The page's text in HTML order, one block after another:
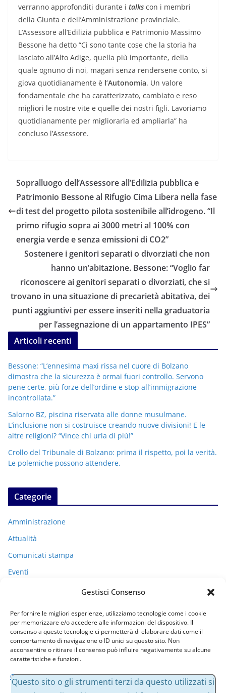
Gestisci Consenso
Per fornire le migliori esperienze, utilizziamo tecnologie come i cookie
per memorizzare e/o accedere alle informazioni del dispositivo. Il
consenso a queste tecnologie ci permetterà di elaborare dati come il
comportamento di navigazione o ID unici su questo sito. Non
acconsentire o ritirare il consenso può influire negativamente su alcune
caratteristiche e funzioni.
Gestisci servizi
verranno approfonditi durante i talks con i membri
della Giunta e dell’Amministrazione provinciale.
L’Assessore all’Edilizia pubblica e Patrimonio Massimo
Bessone ha detto “Ci sono tante cose che la storia ha
lasciato all’Alto Adige, quella più importante, della
quale ognuno di noi, magari senza rendersene conto, si
giova quotidianamente è l’Autonomia. Un valore
fondamentale che ha caratterizzato, cambiato e reso
migliori le nostre vite e quelle dei nostri figli. Lavoriamo
quotidianamente per migliorarla ed ampliarla” ha
concluso l’Assessore.
Sopralluogo dell’Assessore all’Edilizia pubblica e
Patrimonio Bessone al Rifugio Cima Libera nella fase
di test del progetto pilota sostenibile all’idrogeno. “Il
primo rifugio sopra ai 3000 metri al 100% con
energia verde e senza emissioni di CO2”
Sostenere i genitori separati o divorziati che non
hanno un’abitazione. Bessone: “Voglio far
riconoscere ai genitori separati o divorziati, che si
trovano in una situazione di precarietà abitativa, dei
punti aggiuntivi per essere inseriti nella graduatoria
per l’assegnazione di un appartamento IPES”
Articoli recenti
Bessone: “L’ennesima maxi rissa nel cuore di Bolzano
dimostra che la sicurezza è ormai fuori controllo. Servono
pene certe, più forze dell’ordine e stop all’immigrazione
incontrollata.”
Salorno BZ, piscina riservata alle donne musulmane.
L’inclusione non si costruisce creando nuove divisioni! E le
altre religioni? “Vince chi urla di più!”
Crollo del Tribunale di Bolzano: prima il rispetto, poi la verità.
Le polemiche possono attendere.
Categorie
Amministrazione
Attualità
Comunicati stampa
Eventi
Uncategorized
Archivi
AQuesto sito o gli strumenti terzi da questo utilizzati si